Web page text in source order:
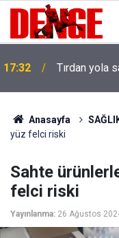
17:32 Tırdan yola
Anasayfa
yüz felci riski
Sahte
felci riski
Yayınlanma: 26 Ağustos